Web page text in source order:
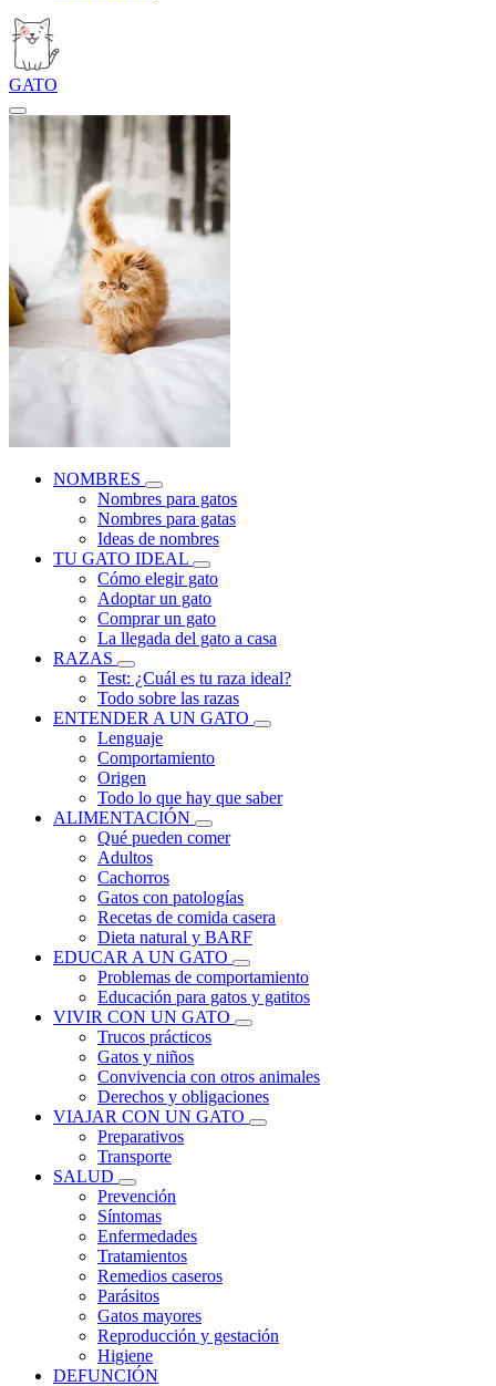
GATO
NOMBRES
Nombres para gatos
Nombres para gatas
Ideas de nombres
TU GATO IDEAL
Cómo elegir gato
Adoptar un gato
Comprar un gato
La llegada del gato a casa
RAZAS
Test: ¿Cuál es tu raza ideal?
Todo sobre las razas
ENTENDER A UN GATO
Lenguaje
Comportamiento
Origen
Todo lo que hay que saber
ALIMENTACIÓN
Qué pueden comer
Adultos
Cachorros
Gatos con patologías
Recetas de comida casera
Dieta natural y BARF
EDUCAR A UN GATO
Problemas de comportamiento
Educación para gatos y gatitos
VIVIR CON UN GATO
Trucos prácticos
Gatos y niños
Convivencia con otros animales
Derechos y obligaciones
VIAJAR CON UN GATO
Preparativos
Transporte
SALUD
Prevención
Síntomas
Enfermedades
Tratamientos
Remedios caseros
Parásitos
Gatos mayores
Reproducción y gestación
Higiene
DEFUNCIÓN